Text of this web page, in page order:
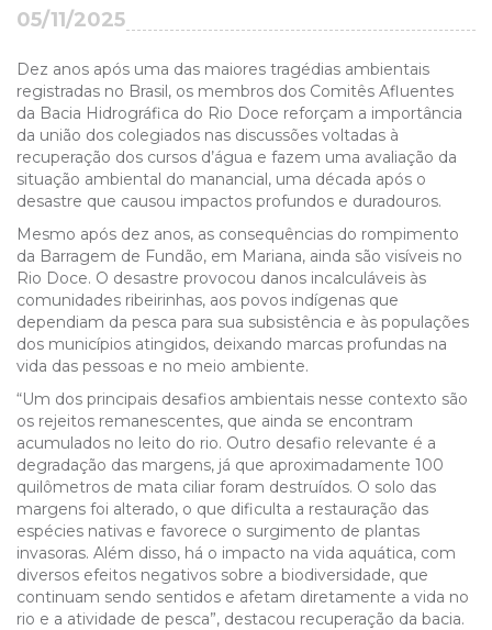
05/11/2025
Dez anos após uma das maiores tragédias ambientais
registradas no Brasil, os membros dos Comitês Afluentes
da Bacia Hidrográfica do Rio Doce reforçam a importância
da união dos colegiados nas discussões voltadas à
recuperação dos cursos d’água e fazem uma avaliação da
situação ambiental do manancial, uma década após o
desastre que causou impactos profundos e duradouros.
Mesmo após dez anos, as consequências do rompimento
da Barragem de Fundão, em Mariana, ainda são visíveis no
Rio Doce. O desastre provocou danos incalculáveis às
comunidades ribeirinhas, aos povos indígenas que
dependiam da pesca para sua subsistência e às populações
dos municípios atingidos, deixando marcas profundas na
vida das pessoas e no meio ambiente.
“Um dos principais desafios ambientais nesse contexto são
os rejeitos remanescentes, que ainda se encontram
acumulados no leito do rio. Outro desafio relevante é a
degradação das margens, já que aproximadamente 100
quilômetros de mata ciliar foram destruídos. O solo das
margens foi alterado, o que dificulta a restauração das
espécies nativas e favorece o surgimento de plantas
invasoras. Além disso, há o impacto na vida aquática, com
diversos efeitos negativos sobre a biodiversidade, que
continuam sendo sentidos e afetam diretamente a vida no
rio e a atividade de pesca”, destacou recuperação da bacia.